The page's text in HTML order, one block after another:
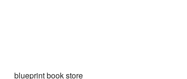
blueprint book store